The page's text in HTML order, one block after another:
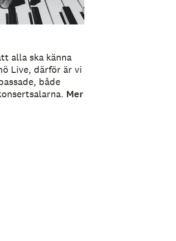
alla ska känna
Live, därför är vi
både
Mer